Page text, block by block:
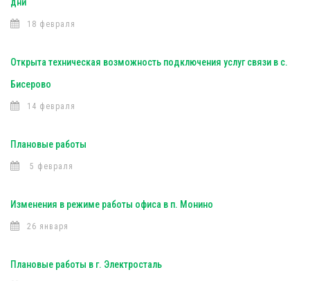
18 февраля
Открыта техническая возможность подключения услуг связи в с.
Бисерово
14 февраля
Плановые работы
5 февраля
Изменения в режиме работы офиса в п. Монино
26 января
Плановые работы в г. Электросталь